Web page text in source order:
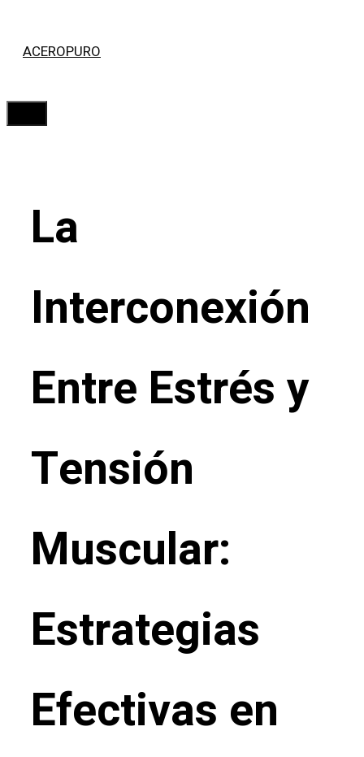
ACEROPURO
La
Interconexión
Entre Estrés y
Tensión
Muscular:
Estrategias
Efectivas en